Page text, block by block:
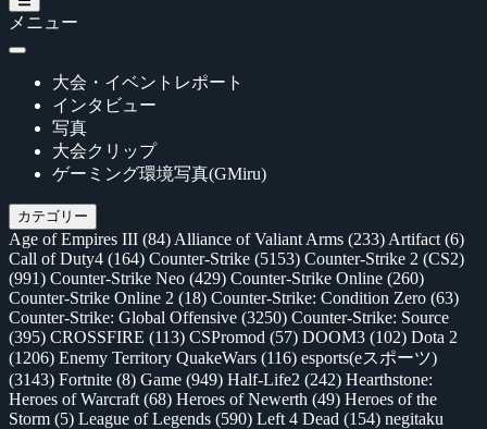
メニュー
大会・イベントレポート
インタビュー
写真
大会クリップ
ゲーミング環境写真(GMiru)
カテゴリー
Age of Empires III (84) Alliance of Valiant Arms (233) Artifact (6)
Call of Duty4 (164) Counter-Strike (5153) Counter-Strike 2 (CS2)
(991) Counter-Strike Neo (429) Counter-Strike Online (260)
Counter-Strike Online 2 (18) Counter-Strike: Condition Zero (63)
Counter-Strike: Global Offensive (3250) Counter-Strike: Source
(395) CROSSFIRE (113) CSPromod (57) DOOM3 (102) Dota 2
(1206) Enemy Territory QuakeWars (116) esports(eスポーツ)
(3143) Fortnite (8) Game (949) Half-Life2 (242) Hearthstone:
Heroes of Warcraft (68) Heroes of Newerth (49) Heroes of the
Storm (5) League of Legends (590) Left 4 Dead (154) negitaku